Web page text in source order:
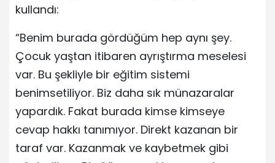
kullandı:
“Benim burada gördüğüm hep aynı şey.
Çocuk yaştan itibaren ayrıştırma meselesi
var. Bu şekliyle bir eğitim sistemi
benimsetiliyor. Biz daha sık münazaralar
yapardık. Fakat burada kimse kimseye
cevap hakkı tanımıyor. Direkt kazanan bir
taraf var. Kazanmak ve kaybetmek gibi